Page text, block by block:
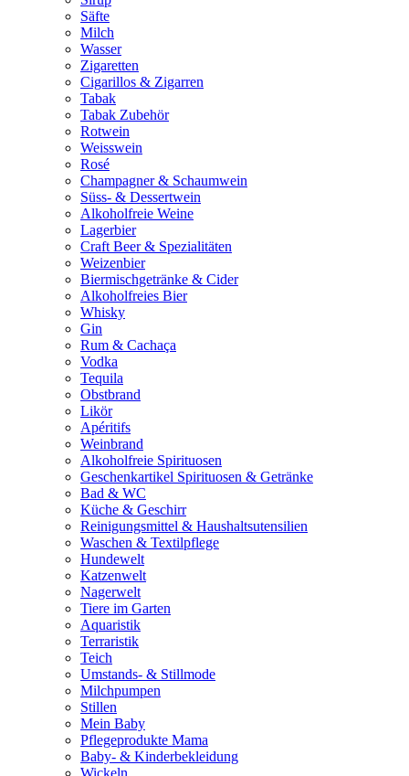
Säfte
Milch
Wasser
Zigaretten
Cigarillos & Zigarren
Tabak
Tabak Zubehör
Rotwein
Weisswein
Rosé
Champagner & Schaumwein
Süss- & Dessertwein
Alkoholfreie Weine
Lagerbier
Craft Beer & Spezialitäten
Weizenbier
Biermischgetränke & Cider
Alkoholfreies Bier
Whisky
Gin
Rum & Cachaça
Vodka
Tequila
Obstbrand
Likör
Apéritifs
Weinbrand
Alkoholfreie Spirituosen
Geschenkartikel Spirituosen & Getränke
Bad & WC
Küche & Geschirr
Reinigungsmittel & Haushaltsutensilien
Waschen & Textilpflege
Hundewelt
Katzenwelt
Nagerwelt
Tiere im Garten
Aquaristik
Terraristik
Teich
Umstands- & Stillmode
Milchpumpen
Stillen
Mein Baby
Pflegeprodukte Mama
Baby- & Kinderbekleidung
Wickeln